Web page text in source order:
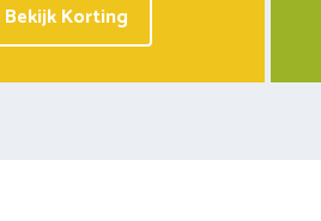
Bekijk Korting